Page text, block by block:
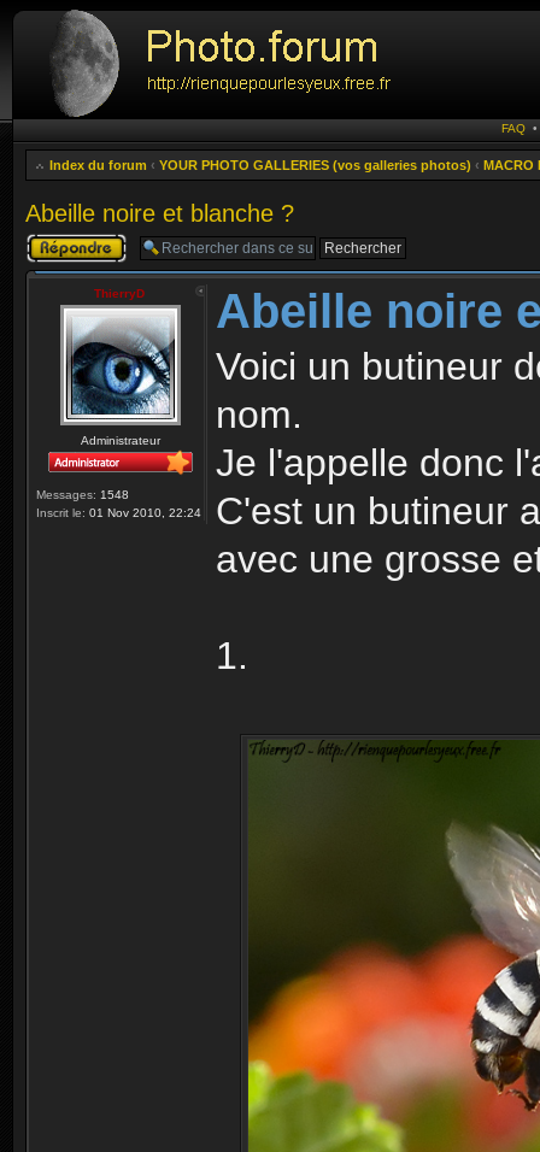
FAQ
Index du forum ‹ YOUR PHOTO GALLERIES (vos galleries photos) ‹ MACRO
Abeille noire et blanche ?
Publier une
réponse
ThierryD
Administrateur
Messages: 1548
Inscrit le: 01 Nov 2010, 22:24
Abeille noire
Voici un butineur
nom.
Je l'appelle donc
C'est un butineur
avec une grosse
1.